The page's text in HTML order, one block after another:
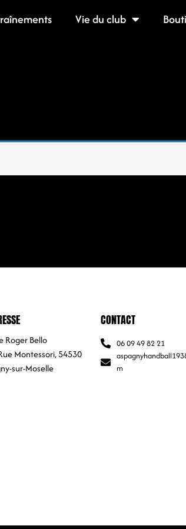
Vie du club
Roger Bello
Montessori, 54530
sur-Moselle
CONTACT
06 09 49 82 21
m